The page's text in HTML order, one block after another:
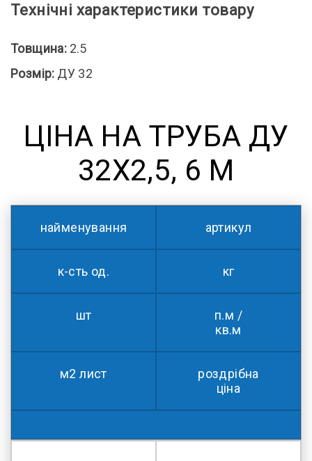
Технічні характеристики товару
Товщина: 2.5
Розмір: ДУ 32
ЦІНА НА ТРУБА ДУ
32Х2,5, 6 М
найменування артикул
к-сть од. кг
шт
п.м /
кв.м
м2 лист
роздрібна
ціна